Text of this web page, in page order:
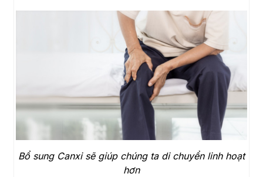
Bổ sung Canxi sẽ giúp chúng ta di chuyển linh hoạt
hơn